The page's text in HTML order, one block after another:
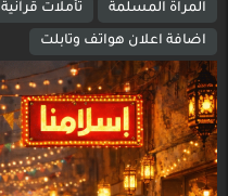
المراة المسلمة تأملات قرآنية
اضافة اعلان هواتف وتابلت